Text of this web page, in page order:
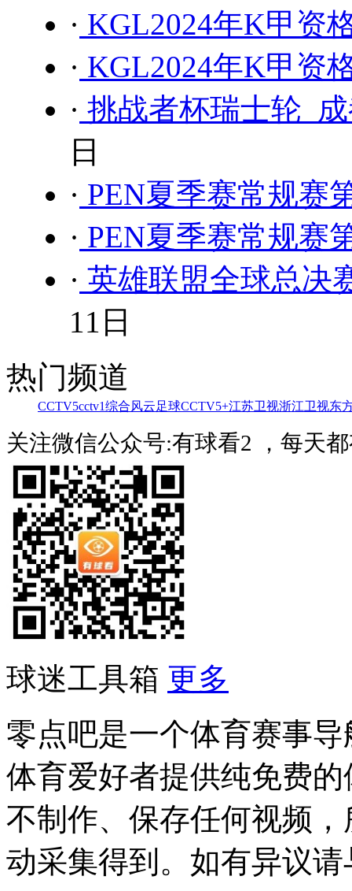
· KGL2024年K甲资
· KGL2024年K甲资
· 挑战者杯瑞士轮
日
· PEN夏季赛常规赛
· PEN夏季赛常规赛
· 英雄联盟全球总决
11日
热门频道
CCTV5cctv1综合风云足球CCTV5+江苏卫视浙江卫视东
关注微信公众号:有球看2 ，每天
球迷工具箱 更多
零点吧是一个体育赛事
体育爱好者提供纯免费
不制作、保存任何视频
动采集得到。如有异议